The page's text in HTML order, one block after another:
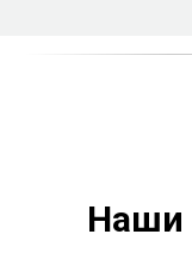
Наши